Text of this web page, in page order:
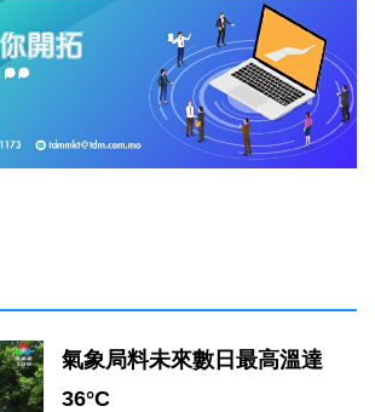
氣象局料未來數日最高溫達
36°C